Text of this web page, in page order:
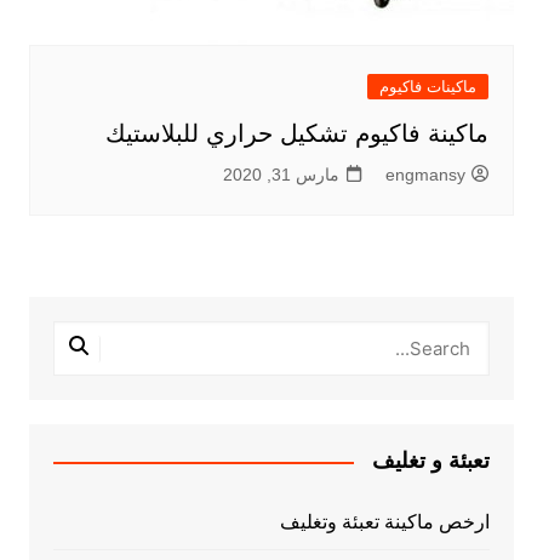
ماكينات فاكيوم
ماكينة فاكيوم تشكيل حراري للبلاستيك
engmansy مارس 31, 2020
تعبئة و تغليف
ارخص ماكينة تعبئة وتغليف